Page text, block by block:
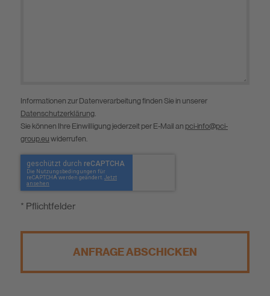
Informationen zur Datenverarbeitung finden Sie in unserer
Datenschutzerklärung.
Sie können Ihre Einwilligung jederzeit per E-Mail an pci-info@pci-
group.eu widerrufen.
* Pflichtfelder
ANFRAGE ABSCHICKEN